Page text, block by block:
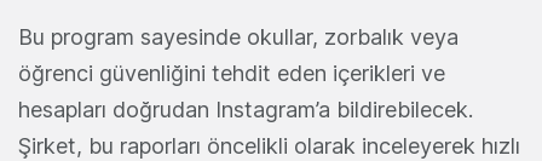
Bu program sayesinde okullar, zorbalık veya
öğrenci güvenliğini tehdit eden içerikleri ve
hesapları doğrudan Instagram’a bildirebilecek.
Şirket, bu raporları öncelikli olarak inceleyerek hızlı